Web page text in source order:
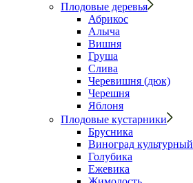
Плодовые деревья
Абрикос
Алыча
Вишня
Груша
Слива
Черевишня (дюк)
Черешня
Яблоня
Плодовые кустарники
Брусника
Виноград культурный
Голубика
Ежевика